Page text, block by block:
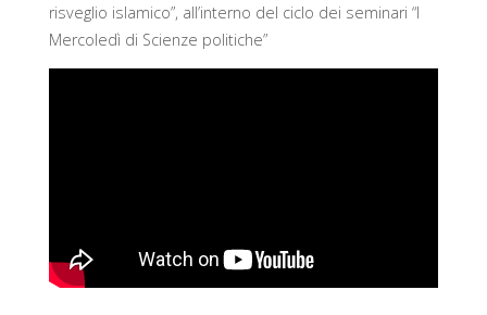
risveglio islamico”, all’interno del ciclo dei seminari “I
Mercoledì di Scienze politiche”